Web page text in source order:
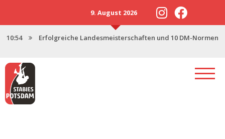
9. August 2026
10:54 Erfolgreiche Landesmeisterschaften und 10 DM-Normen